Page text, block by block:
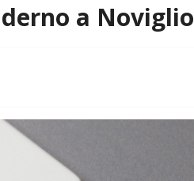
a Noviglio